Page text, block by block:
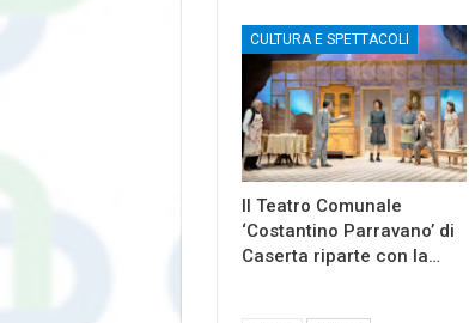
CULTURA E SPETTACOLI
Il Teatro Comunale
‘Costantino Parravano’ di
Caserta riparte con la…